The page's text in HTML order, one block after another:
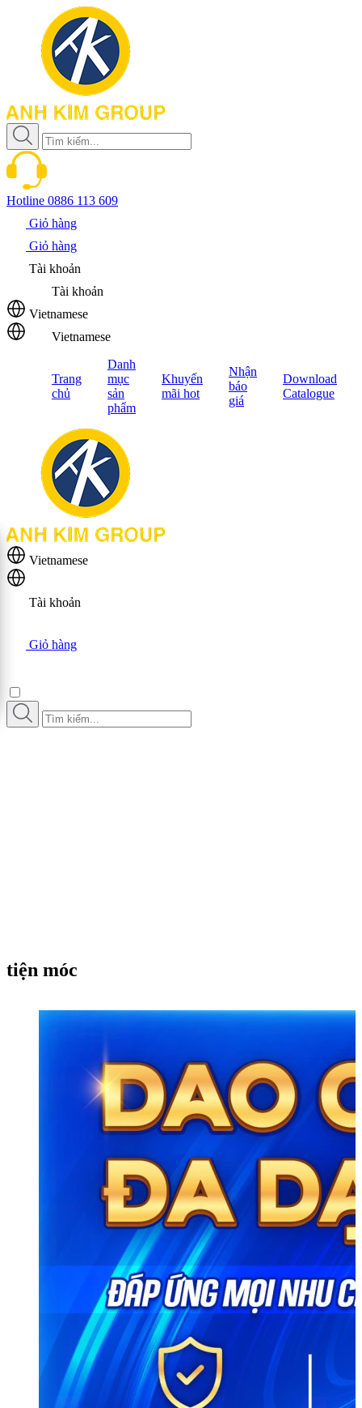
Hotline 0886 113 609
Giỏ hàng
Giỏ hàng
Tài khoản
Tài khoản
Vietnamese
Vietnamese
Trang
chủ
Danh
mục
sản
phẩm
Khuyến
mãi hot
Nhận
báo
giá
Download
Catalogue
Vietnamese
Tài khoản
Giỏ hàng
tiện móc